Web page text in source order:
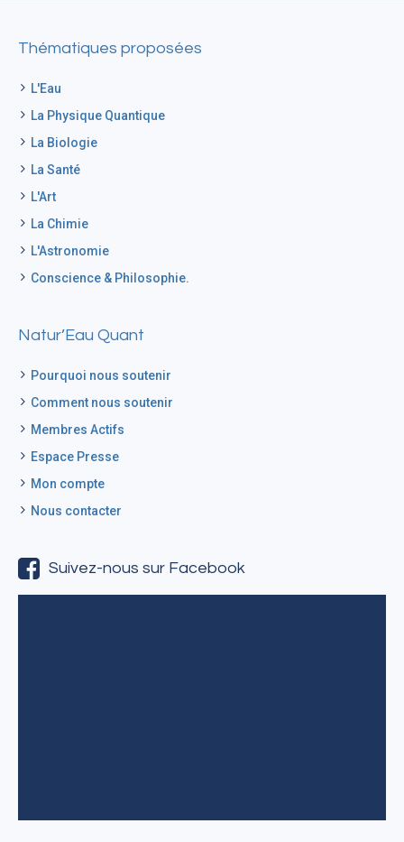
Thématiques proposées
L'Eau
La Physique Quantique
La Biologie
La Santé
L'Art
La Chimie
L'Astronomie
Conscience & Philosophie.
Natur’Eau Quant
Pourquoi nous soutenir
Comment nous soutenir
Membres Actifs
Espace Presse
Mon compte
Nous contacter
Suivez-nous sur Facebook